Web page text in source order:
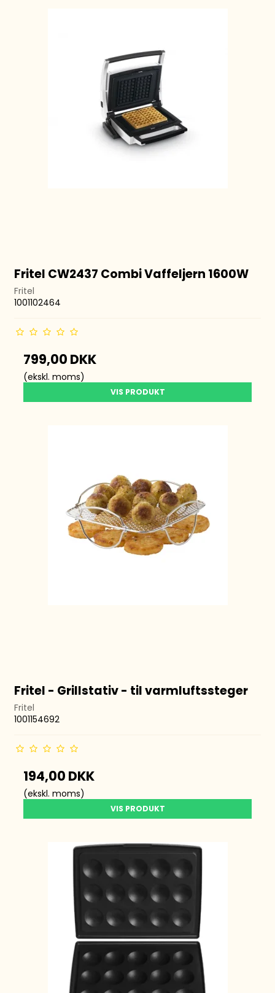
Fritel CW2437 Combi Vaffeljern 1600W
Fritel
1001102464
799,00 DKK
(ekskl. moms)
VIS PRODUKT
Fritel - Grillstativ - til varmluftssteger
Fritel
1001154692
194,00 DKK
(ekskl. moms)
VIS PRODUKT